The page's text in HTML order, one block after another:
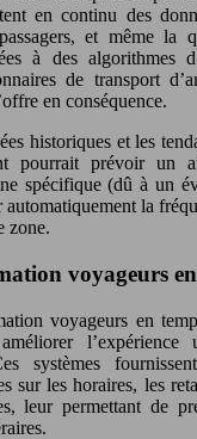
en continu des
et même la
à des algorithmes
de transport
en conséquence.
historiques et les
pourrait prévoir un
spécifique (dû à un
la
zone.
voyageurs
voyageurs en
l’expérience
systèmes
sur les horaires, les
leur permettant de